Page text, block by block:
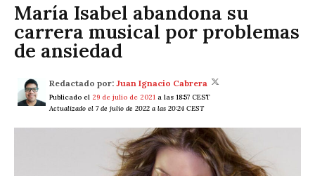
María Isabel abandona su
carrera musical por problemas
de ansiedad
Redactado por: Juan Ignacio Cabrera
Publicado el 29 de julio de 2021 a las 18:57 CEST
Actualizado el 7 de julio de 2022 a las 20:24 CEST